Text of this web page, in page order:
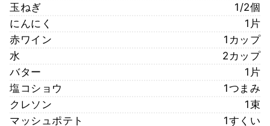
玉ねぎ
1/2個
にんにく
1片
赤ワイン
1カップ
水
2カップ
バター
1片
塩コショウ
1つまみ
クレソン
1束
マッシュポテト
1すくい